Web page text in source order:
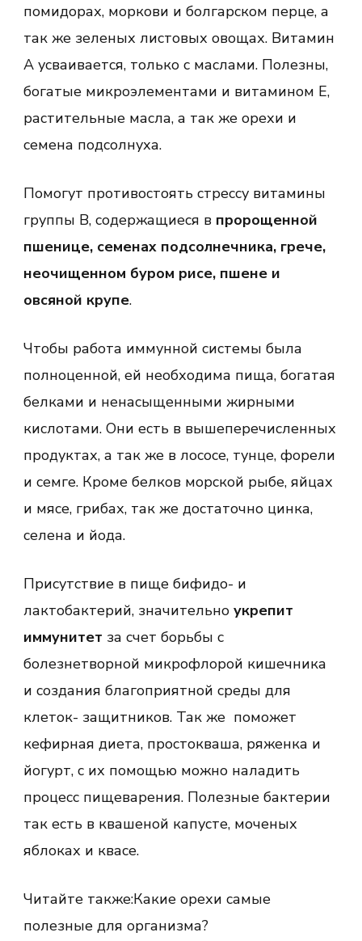
помидорах, моркови и болгарском перце, а
так же зеленых листовых овощах. Витамин
А усваивается, только с маслами. Полезны,
богатые микроэлементами и витамином Е,
растительные масла, а так же орехи и
семена подсолнуха.
Помогут противостоять стрессу витамины
группы В, содержащиеся в пророщенной
пшенице, семенах подсолнечника, грече,
неочищенном буром рисе, пшене и
овсяной крупе.
Чтобы работа иммунной системы была
полноценной, ей необходима пища, богатая
белками и ненасыщенными жирными
кислотами. Они есть в вышеперечисленных
продуктах, а так же в лососе, тунце, форели
и семге. Кроме белков морской рыбе, яйцах
и мясе, грибах, так же достаточно цинка,
селена и йода.
Присутствие в пище бифидо- и
лактобактерий, значительно укрепит
иммунитет за счет борьбы с
болезнетворной микрофлорой кишечника
и создания благоприятной среды для
клеток- защитников. Так же поможет
кефирная диета, простокваша, ряженка и
йогурт, с их помощью можно наладить
процесс пищеварения. Полезные бактерии
так есть в квашеной капусте, моченых
яблоках и квасе.
Читайте также:Какие орехи самые
полезные для организма?